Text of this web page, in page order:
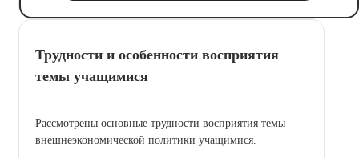
Трудности и особенности восприятия
темы учащимися
Рассмотрены основные трудности восприятия темы
внешнеэкономической политики учащимися.